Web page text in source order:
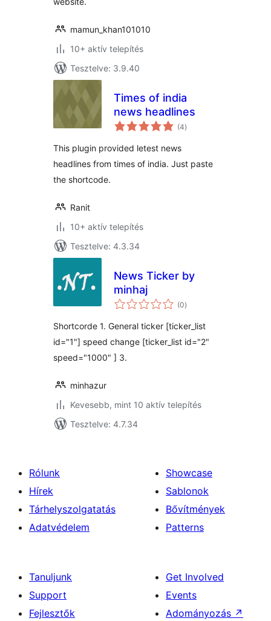
mamun_khan101010
10+ aktív telepítés
Tesztelve: 3.9.40
Times of india
news headlines
(4értékelés
összesen
)
This plugin provided letest news
headlines from times of india. Just paste
the shortcode.
Ranit
10+ aktív telepítés
Tesztelve: 4.3.34
News Ticker by
minhaj
(0értékelés
összesen
)
Shortcorde 1. General ticker [ticker_list
id="1"] speed change [ticker_list id="2"
speed="1000" ] 3.
minhazur
Kevesebb, mint 10 aktív telepítés
Tesztelve: 4.7.34
Rólunk
Hírek
Tárhelyszolgatatás
Adatvédelem
Showcase
Sablonok
Bővítmények
Patterns
Tanuljunk
Support
Fejlesztők
Get Involved
Events
Adományozás ↗